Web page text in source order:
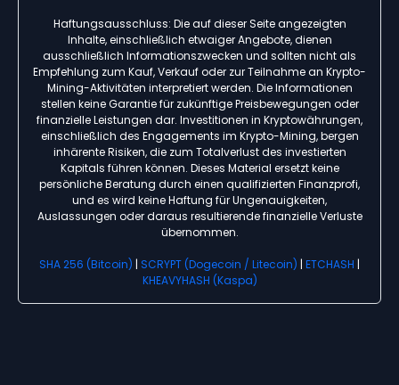
Haftungsausschluss: Die auf dieser Seite angezeigten
Inhalte, einschließlich etwaiger Angebote, dienen
ausschließlich Informationszwecken und sollten nicht als
Empfehlung zum Kauf, Verkauf oder zur Teilnahme an Krypto-
Mining-Aktivitäten interpretiert werden. Die Informationen
stellen keine Garantie für zukünftige Preisbewegungen oder
finanzielle Leistungen dar. Investitionen in Kryptowährungen,
einschließlich des Engagements im Krypto-Mining, bergen
inhärente Risiken, die zum Totalverlust des investierten
Kapitals führen können. Dieses Material ersetzt keine
persönliche Beratung durch einen qualifizierten Finanzprofi,
und es wird keine Haftung für Ungenauigkeiten,
Auslassungen oder daraus resultierende finanzielle Verluste
übernommen.
SHA 256 (Bitcoin) | SCRYPT (Dogecoin / Litecoin) | ETCHASH |
KHEAVYHASH (Kaspa)